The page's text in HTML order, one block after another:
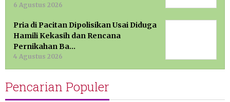
6 Agustus 2026
Pria di Pacitan Dipolisikan Usai Diduga
Hamili Kekasih dan Rencana
Pernikahan Ba…
4 Agustus 2026
Pencarian Populer